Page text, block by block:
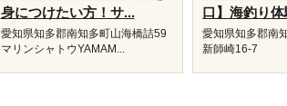
身につけたい方！サ...
愛知県知多郡南知多町山海橋詰59
マリンシャトウYAMAM...
口】海釣り
愛知県知多郡南
新師崎16-7